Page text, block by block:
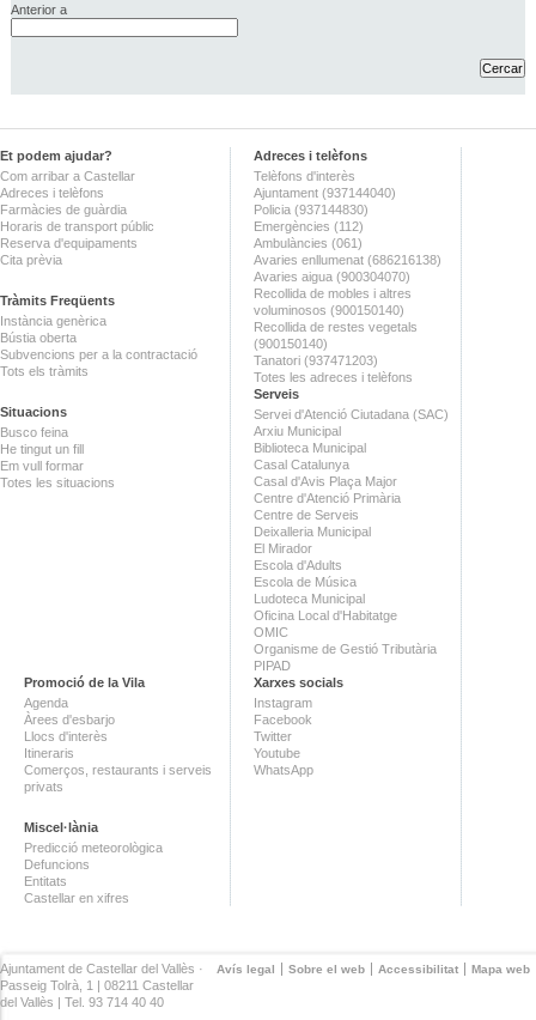
Anterior a
Et podem ajudar?
Com arribar a Castellar
Adreces i telèfons
Farmàcies de guàrdia
Horaris de transport públic
Reserva d'equipaments
Cita prèvia
Tràmits Freqüents
Instància genèrica
Bústia oberta
Subvencions per a la contractació
Tots els tràmits
Situacions
Busco feina
He tingut un fill
Em vull formar
Totes les situacions
Adreces i telèfons
Telèfons d'interès
Ajuntament (937144040)
Policia (937144830)
Emergències (112)
Ambulàncies (061)
Avaries enllumenat (686216138)
Avaries aigua (900304070)
Recollida de mobles i altres
voluminosos (900150140)
Recollida de restes vegetals
(900150140)
Tanatori (937471203)
Totes les adreces i telèfons
Serveis
Servei d'Atenció Ciutadana (SAC)
Arxiu Municipal
Biblioteca Municipal
Casal Catalunya
Casal d'Avis Plaça Major
Centre d'Atenció Primària
Centre de Serveis
Deixalleria Municipal
El Mirador
Escola d'Adults
Escola de Música
Ludoteca Municipal
Oficina Local d'Habitatge
OMIC
Organisme de Gestió Tributària
PIPAD
Promoció de la Vila
Agenda
Àrees d'esbarjo
Llocs d'interès
Itineraris
Comerços, restaurants i serveis
privats
Miscel·lània
Predicció meteorològica
Defuncions
Entitats
Castellar en xifres
Xarxes socials
Instagram
Facebook
Twitter
Youtube
WhatsApp
Avís legal Sobre el web Accessibilitat Mapa web
Ajuntament de Castellar del Vallès ·
Passeig Tolrà, 1 | 08211 Castellar
del Vallès | Tel. 93 714 40 40